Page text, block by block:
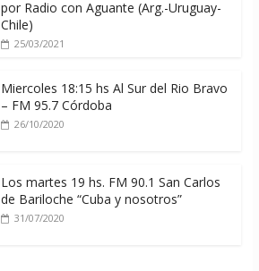
por Radio con Aguante (Arg.-Uruguay-
Chile)
25/03/2021
Miercoles 18:15 hs Al Sur del Rio Bravo
– FM 95.7 Córdoba
26/10/2020
Los martes 19 hs. FM 90.1 San Carlos
de Bariloche “Cuba y nosotros”
31/07/2020